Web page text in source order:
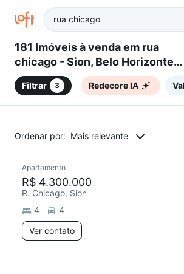
181 Imóveis à venda em rua
chicago - Sion, Belo Horizonte,
MG
Filtrar 3 Redecore IA
Ordenar por: Mais relevante
Redecorar
Apartamento
R$ 4.300.000
R. Chicago, Sion
4
4
Ver contato